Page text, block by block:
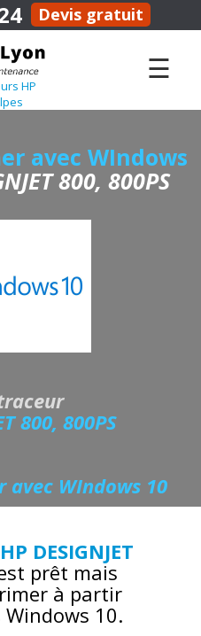
Devis gratuit
HP
☰
avec WIndows
800, 800PS
800, 800PS
WIndows 10
HP DESIGNJET
prêt mais
à partir
Windows 10.